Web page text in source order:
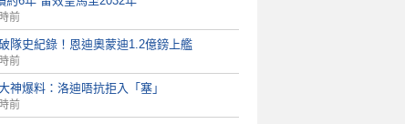
前
隊史紀錄！恩迪奧蒙迪1.2億鎊上艦
前
神爆料：洛迪唔抗拒入「塞」
前